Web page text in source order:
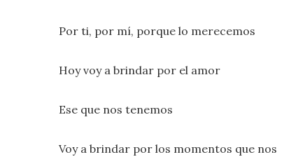
Por ti, por mí, porque lo merecemos
Hoy voy a brindar por el amor
Ese que nos tenemos
Voy a brindar por los momentos que nos